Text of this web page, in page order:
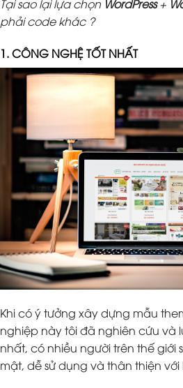
Tại sao lại lựa chọn WordPress+
phải code khác ?
1. CÔNG NGHỆ TỐT NHẤT
Khi có ý tưởng xây dựng mẫu
nghiệp này tôi đã nghiên cứu và
nhất, có nhiều người trên thế giới
mật, dễ sử dụng và thân thiện